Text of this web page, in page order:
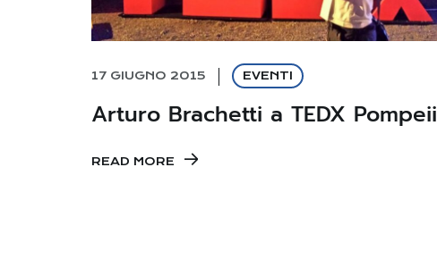
17 GIUGNO 2015 EVENTI
Arturo Brachetti a TEDX Pompeii
READ MORE